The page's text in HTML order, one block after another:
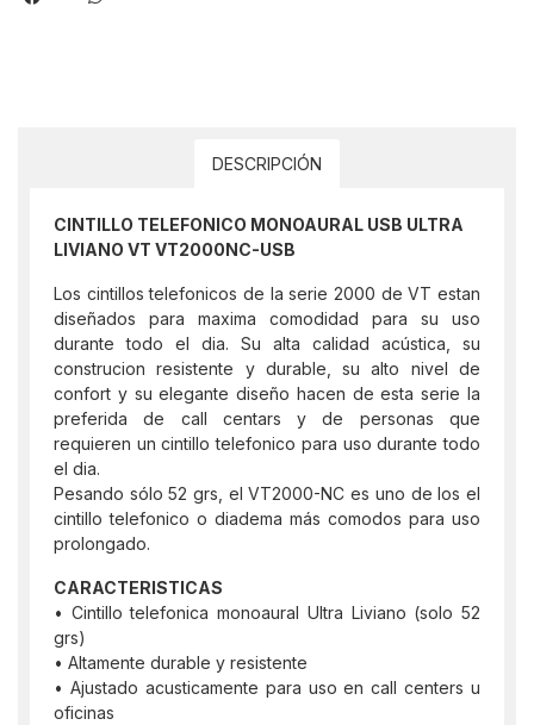
DESCRIPCIÓN
CINTILLO TELEFONICO MONOAURAL USB ULTRA
LIVIANO VT VT2000NC-USB
Los cintillos telefonicos de la serie 2000 de VT estan
diseñados para maxima comodidad para su uso
durante todo el dia. Su alta calidad acústica, su
construcion resistente y durable, su alto nivel de
confort y su elegante diseño hacen de esta serie la
preferida de call centars y de personas que
requieren un cintillo telefonico para uso durante todo
el dia.
Pesando sólo 52 grs, el VT2000-NC es uno de los el
cintillo telefonico o diadema más comodos para uso
prolongado.
CARACTERISTICAS
• Cintillo telefonica monoaural Ultra Liviano (solo 52
grs)
• Altamente durable y resistente
• Ajustado acusticamente para uso en call centers u
oficinas